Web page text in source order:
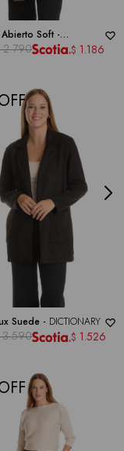
Soft -
2.790 $ 1.186
Suede - DICTIONARY
3.590 $ 1.526